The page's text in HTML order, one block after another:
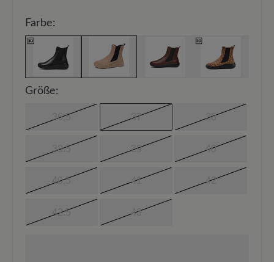
Farbe:
Größe:
36,5 37 38
38.5 39 40
40,5 41 42
42.5 43